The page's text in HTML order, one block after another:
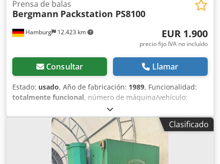
Hamburg 12.423 km
Prensa de balas
Bergmann Packstation PS8100
EUR 1.900
precio fijo IVA no incluído
Consultar Llamar
Estado: usado, Año de fabricación: 1989, Funcionalidad:
totalmente funcional, número de máquina/vehículo:
750 kg
continua con rodillo giratorio. Recoge, tritura y compacta
los residuos mediante un rodillo de acero especial que
garantiza una tasa de compactación de hasta 9:1. La
compactación se realiza mediante una rotación alterna,
hacia la derecha y hacia la izquierda, del rodillo especial,
Clasificado